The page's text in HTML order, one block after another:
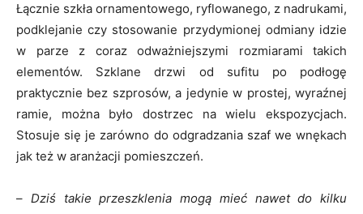
Łącznie szkła ornamentowego, ryflowanego, z nadrukami,
podklejanie czy stosowanie przydymionej odmiany idzie
w parze z coraz odważniejszymi rozmiarami takich
elementów. Szklane drzwi od sufitu po podłogę
praktycznie bez szprosów, a jedynie w prostej, wyraźnej
ramie, można było dostrzec na wielu ekspozycjach.
Stosuje się je zarówno do odgradzania szaf we wnękach
jak też w aranżacji pomieszczeń.
– Dziś takie przeszklenia mogą mieć nawet do kilku